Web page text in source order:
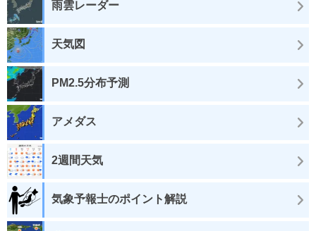
雨雲レーダー
天気図
PM2.5分布予測
アメダス
2週間天気
気象予報士のポイント解説